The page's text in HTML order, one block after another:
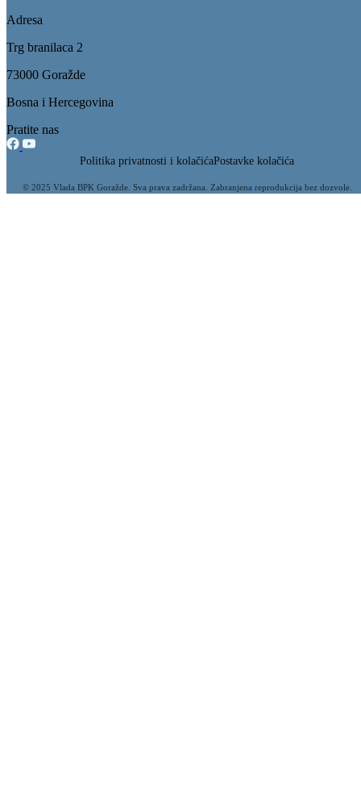
Adresa
Trg branilaca 2
73000 Goražde
Bosna i Hercegovina
Pratite nas
Politika privatnosti i kolačićaPostavke kolačića
© 2025 Vlada BPK Goražde. Sva prava zadržana. Zabranjena reprodukcija bez dozvole.